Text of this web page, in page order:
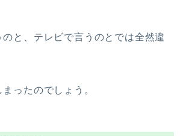
のと、テレビで言うのとでは全然違
ったのでしょう。